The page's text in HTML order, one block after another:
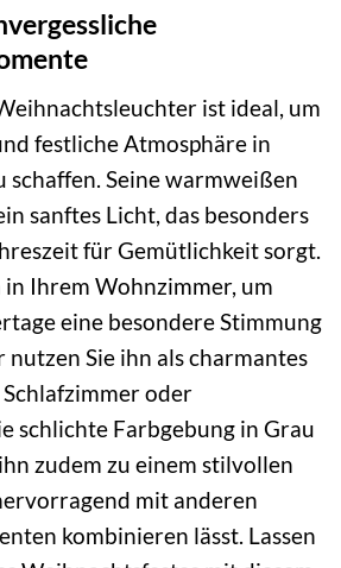
ist ideal, um
festliche Atmosphäre in
schaffen. Seine warmweißen
sanftes Licht, das besonders
für Gemütlichkeit sorgt.
Ihrem Wohnzimmer, um
eine besondere Stimmung
nutzen Sie ihn als charmantes
oder
schlichte Farbgebung in Grau
zudem zu einem stilvollen
mit anderen
kombinieren lässt. Lassen